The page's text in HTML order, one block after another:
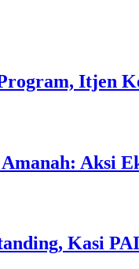
Itjen
Aksi
Kasi